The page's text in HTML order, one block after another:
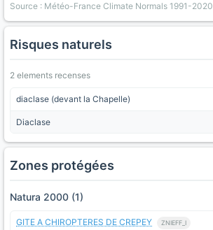
Source : Météo-France Climate Normals 1991-2020
Risques naturels
2 elements recenses
diaclase (devant la Chapelle)
Diaclase
Zones protégées
Natura 2000 (1)
GITE A CHIROPTERES DE CREPEY ZNIEFF_I